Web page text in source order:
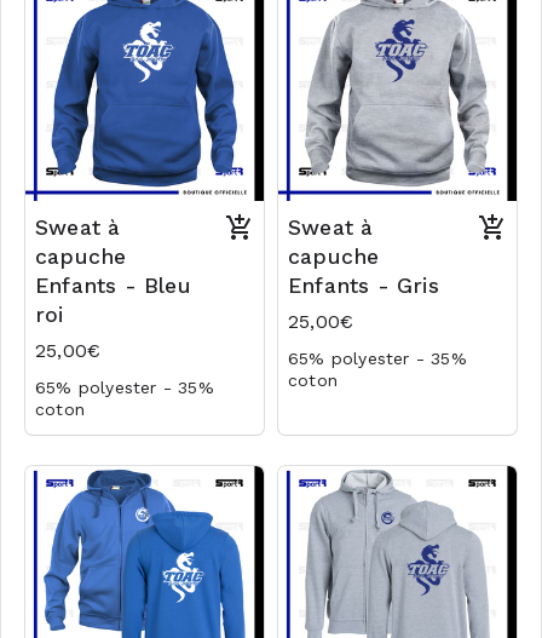
Sweat à
capuche
Enfants - Bleu
roi
25,00€
65% polyester - 35%
coton
280g/m²
Logo en transfert
Sweat à
capuche
Enfants - Gris
25,00€
65% polyester - 35%
coton